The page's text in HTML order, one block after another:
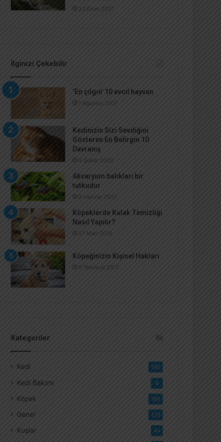
23 Ekim 2017
İlginizi Çekebilir
‘En çılgın’ 10 evcil hayvan
1 Ağustos 2017
Kedinizin Sizi Sevdiğini
Gösteren En Belirgin 10
Davranış
4 Şubat 2020
Akvaryum balıkları bir
tutkudur
9 Haziran 2017
Köpeklerde Kulak Temizliği
Nasıl Yapılır?
27 Mart 2019
Köpeğinizin Kişisel Hakları
9 Temmuz 2017
Kategoriler
Kedi 190
Kedi Bakımı 4
Köpek 185
Genel 129
Kuşlar 44